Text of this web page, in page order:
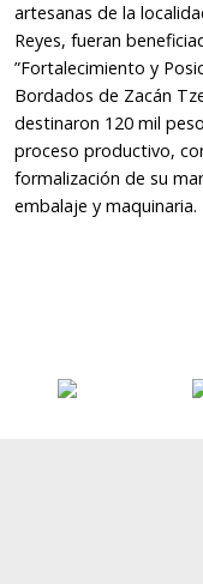
artesanas de la
Reyes, fueran
”Fortalecimiento y
Bordados de Zacán
destinaron 120 mil
proceso productivo,
formalización de su
embalaje y maquinaria.